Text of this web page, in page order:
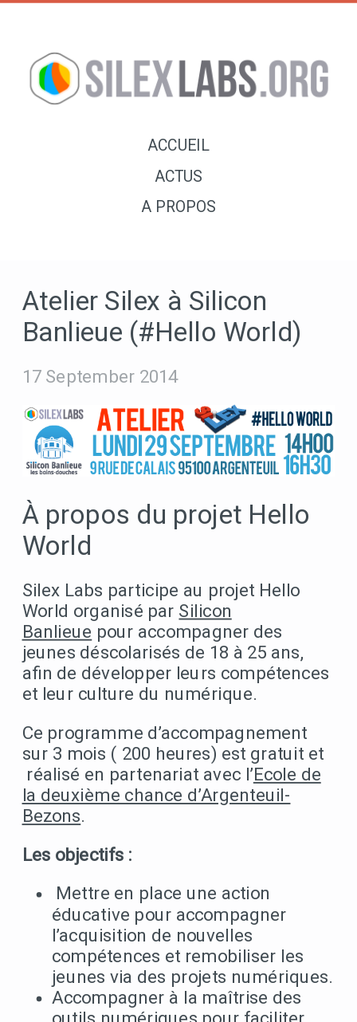
ACCUEIL
ACTUS
A PROPOS
Atelier Silex à Silicon
Banlieue (#Hello World)
17 September 2014
À propos du projet Hello
World
Silex Labs participe au projet Hello
World organisé par Silicon
Banlieue pour accompagner des
jeunes déscolarisés de 18 à 25 ans,
afin de développer leurs compétences
et leur culture du numérique.
Ce programme d’accompagnement
sur 3 mois ( 200 heures) est gratuit et
réalisé en partenariat avec l’Ecole de
la deuxième chance d’Argenteuil-
Bezons.
Les objectifs :
Mettre en place une action
éducative pour accompagner
l’acquisition de nouvelles
compétences et remobiliser les
jeunes via des projets numériques.
Accompagner à la maîtrise des